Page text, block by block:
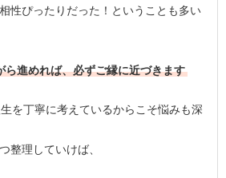
性ぴったりだった！ということも多い
進めれば、必ずご縁に近づきます
を丁寧に考えているからこそ悩みも深
整理していけば、